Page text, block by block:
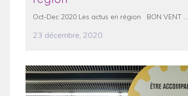
Oct-Dec 2020 Les actus en région BON VENT ...
23 décembre, 2020